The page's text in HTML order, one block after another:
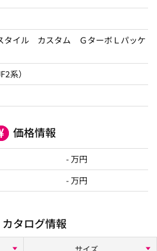
タイル カスタム ＧターボＬパッケ
系）
価格情報
- 万円
- 万円
カタログ情報
サイズ